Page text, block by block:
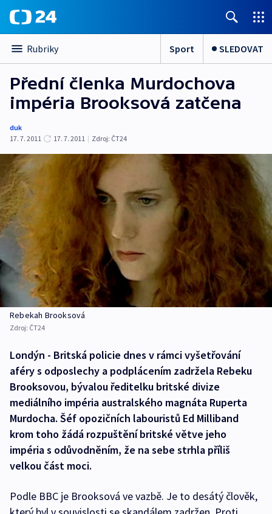
Rubriky Sport SLEDOVAT
Přední členka Murdochova
impéria Brooksová zatčena
duk
17. 7. 2011
17. 7. 2011 | Zdroj: ČT24
Rebekah Brooksová
Zdroj: ČT24
Londýn - Britská policie dnes v rámci vyšetřování
aféry s odposlechy a podplácením zadržela Rebeku
Brooksovou, bývalou ředitelku britské divize
mediálního impéria australského magnáta Ruperta
Murdocha. Šéf opozičních labouristů Ed Milliband
krom toho žádá rozpuštění britské větve jeho
impéria s odůvodněním, že na sebe strhla příliš
velkou část moci.
Podle BBC je Brooksová ve vazbě. Je to desátý člověk,